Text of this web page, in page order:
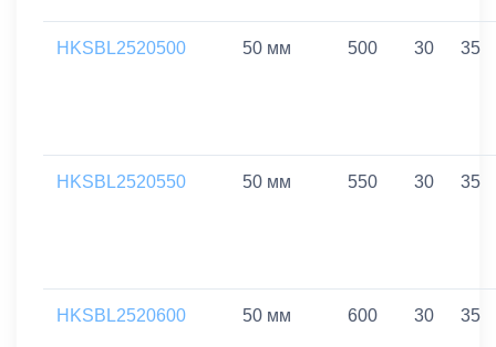
HKSBL2520500 50 мм 500 30 35
HKSBL2520550 50 мм 550 30 35
HKSBL2520600 50 мм 600 30 35